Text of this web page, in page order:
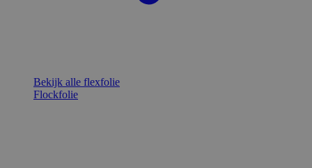
Bekijk alle flexfolie
Flockfolie